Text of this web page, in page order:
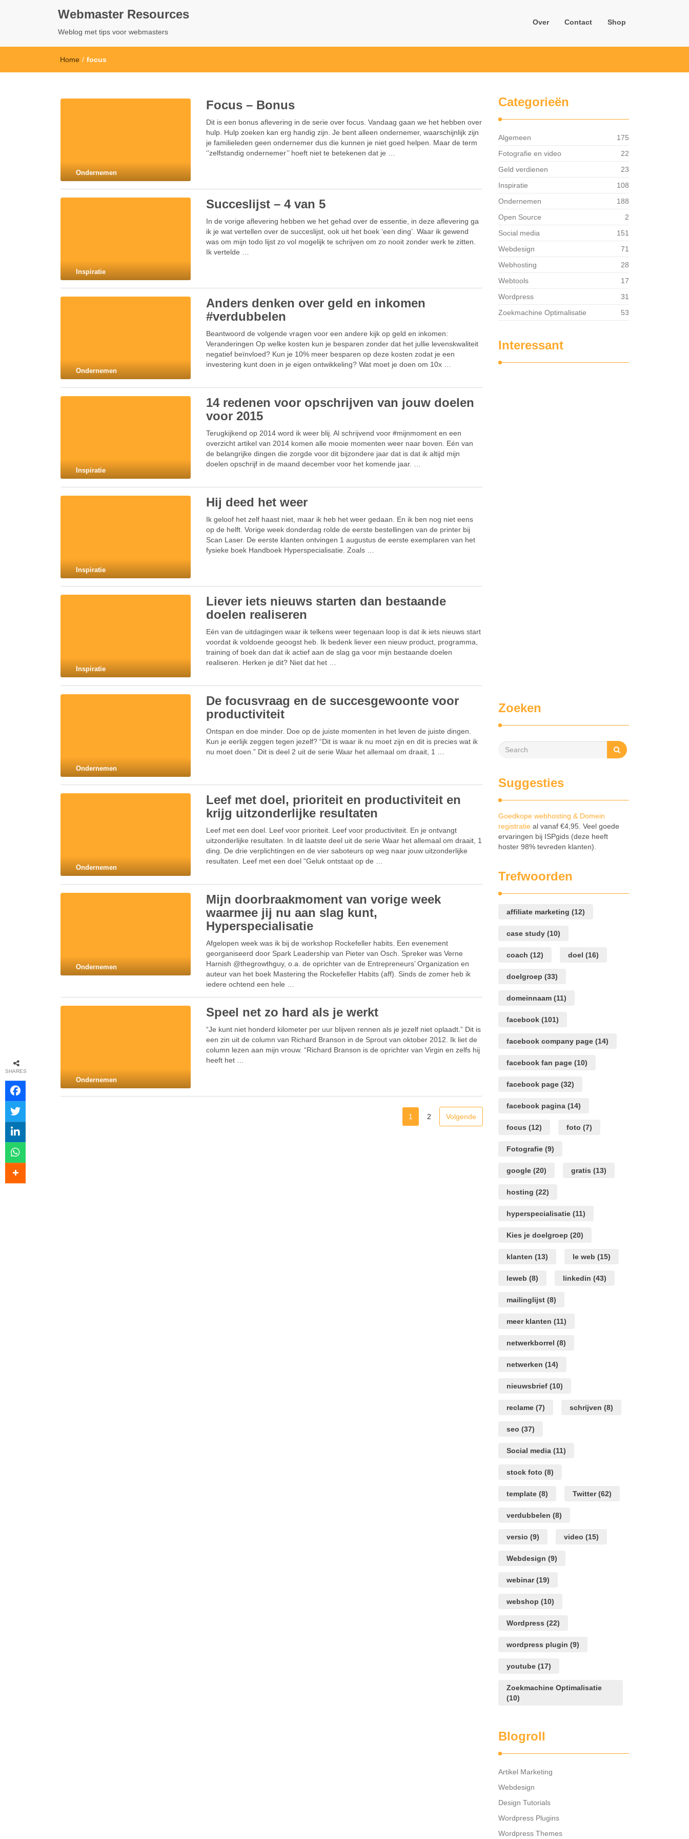
Webmaster Resources
Weblog met tips voor webmasters
Over Contact Shop
Home / focus
Ondernemen
Focus – Bonus
Dit is een bonus aflevering in de serie over focus. Vandaag gaan we het hebben over
hulp. Hulp zoeken kan erg handig zijn. Je bent alleen ondernemer, waarschijnlijk zijn
je familieleden geen ondernemer dus die kunnen je niet goed helpen. Maar de term
‘’zelfstandig ondernemer’’ hoeft niet te betekenen dat je …
Inspiratie
Succeslijst – 4 van 5
In de vorige aflevering hebben we het gehad over de essentie, in deze aflevering ga
ik je wat vertellen over de succeslijst, ook uit het boek ‘een ding’. Waar ik gewend
was om mijn todo lijst zo vol mogelijk te schrijven om zo nooit zonder werk te zitten.
Ik vertelde …
Ondernemen
Anders denken over geld en inkomen
#verdubbelen
Beantwoord de volgende vragen voor een andere kijk op geld en inkomen:
Veranderingen Op welke kosten kun je besparen zonder dat het jullie levenskwaliteit
negatief beïnvloed? Kun je 10% meer besparen op deze kosten zodat je een
investering kunt doen in je eigen ontwikkeling? Wat moet je doen om 10x …
Inspiratie
14 redenen voor opschrijven van jouw doelen
voor 2015
Terugkijkend op 2014 word ik weer blij. Al schrijvend voor #mijnmoment en een
overzicht artikel van 2014 komen alle mooie momenten weer naar boven. Eén van
de belangrijke dingen die zorgde voor dit bijzondere jaar dat is dat ik altijd mijn
doelen opschrijf in de maand december voor het komende jaar. …
Inspiratie
Hij deed het weer
Ik geloof het zelf haast niet, maar ik heb het weer gedaan. En ik ben nog niet eens
op de helft. Vorige week donderdag rolde de eerste bestellingen van de printer bij
Scan Laser. De eerste klanten ontvingen 1 augustus de eerste exemplaren van het
fysieke boek Handboek Hyperspecialisatie. Zoals …
Inspiratie
Liever iets nieuws starten dan bestaande
doelen realiseren
Eén van de uitdagingen waar ik telkens weer tegenaan loop is dat ik iets nieuws start
voordat ik voldoende geoogst heb. Ik bedenk liever een nieuw product, programma,
training of boek dan dat ik actief aan de slag ga voor mijn bestaande doelen
realiseren. Herken je dit? Niet dat het …
Ondernemen
De focusvraag en de succesgewoonte voor
productiviteit
Ontspan en doe minder. Doe op de juiste momenten in het leven de juiste dingen.
Kun je eerlijk zeggen tegen jezelf? “Dit is waar ik nu moet zijn en dit is precies wat ik
nu moet doen.” Dit is deel 2 uit de serie Waar het allemaal om draait, 1 …
Ondernemen
Leef met doel, prioriteit en productiviteit en
krijg uitzonderlijke resultaten
Leef met een doel. Leef voor prioriteit. Leef voor productiviteit. En je ontvangt
uitzonderlijke resultaten. In dit laatste deel uit de serie Waar het allemaal om draait, 1
ding. De drie verplichtingen en de vier saboteurs op weg naar jouw uitzonderlijke
resultaten. Leef met een doel “Geluk ontstaat op de …
Ondernemen
Mijn doorbraakmoment van vorige week
waarmee jij nu aan slag kunt,
Hyperspecialisatie
Afgelopen week was ik bij de workshop Rockefeller habits. Een evenement
georganiseerd door Spark Leadership van Pieter van Osch. Spreker was Verne
Harnish @thegrowthguy, o.a. de oprichter van de Entrepreneurs’ Organization en
auteur van het boek Mastering the Rockefeller Habits (aff). Sinds de zomer heb ik
iedere ochtend een hele …
Ondernemen
Speel net zo hard als je werkt
“Je kunt niet honderd kilometer per uur blijven rennen als je jezelf niet oplaadt.” Dit is
een zin uit de column van Richard Branson in de Sprout van oktober 2012. Ik liet de
column lezen aan mijn vrouw. “Richard Branson is de oprichter van Virgin en zelfs hij
heeft het …
1 2 Volgende
Categorieën
Algemeen
175
Fotografie en video
22
Geld verdienen
23
Inspiratie
108
Ondernemen
188
Open Source
2
Social media
151
Webdesign
71
Webhosting
28
Webtools
17
Wordpress
31
Zoekmachine Optimalisatie
53
Interessant
Zoeken
Suggesties
Goedkope webhosting & Domein
registratie al vanaf €4,95. Veel goede
ervaringen bij ISPgids (deze heeft
hoster 98% tevreden klanten).
Trefwoorden
affiliate marketing (12)
case study (10)
coach (12) doel (16)
doelgroep (33)
domeinnaam (11)
facebook (101)
facebook company page (14)
facebook fan page (10)
facebook page (32)
facebook pagina (14)
focus (12) foto (7)
Fotografie (9)
google (20) gratis (13)
hosting (22)
hyperspecialisatie (11)
Kies je doelgroep (20)
klanten (13) le web (15)
leweb (8) linkedin (43)
mailinglijst (8)
meer klanten (11)
netwerkborrel (8)
netwerken (14)
nieuwsbrief (10)
reclame (7) schrijven (8)
seo (37)
Social media (11)
stock foto (8)
template (8) Twitter(62)
verdubbelen (8)
versio (9) video (15)
Webdesign (9)
webinar(19)
webshop (10)
Wordpress (22)
wordpress plugin (9)
youtube (17)
Zoekmachine Optimalisatie
(10)
Blogroll
Artikel Marketing
Webdesign
Design Tutorials
Wordpress Plugins
Wordpress Themes
SHARES